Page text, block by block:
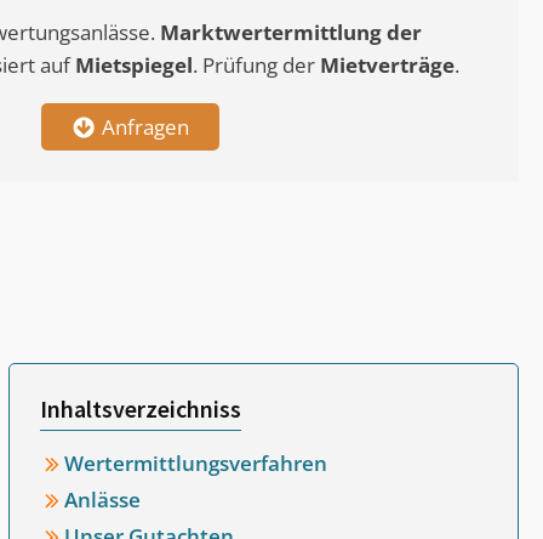
Marktwertermittlungder
aufMietspiegel. Prüfung der Mietverträge.
Anfragen
Inhaltsverzeichniss
Wertermittlungsverfahren
Anlässe